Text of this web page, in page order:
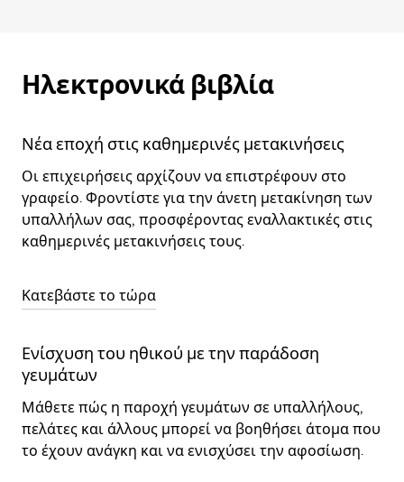
Ηλεκτρονικά βιβλία
Νέα εποχή στις καθημερινές μετακινήσεις
Οι επιχειρήσεις αρχίζουν να επιστρέφουν στο
γραφείο. Φροντίστε για την άνετη μετακίνηση των
υπαλλήλων σας, προσφέροντας εναλλακτικές στις
καθημερινές μετακινήσεις τους.
Κατεβάστε το τώρα
Ενίσχυση του ηθικού με την παράδοση
γευμάτων
Μάθετε πώς η παροχή γευμάτων σε υπαλλήλους,
πελάτες και άλλους μπορεί να βοηθήσει άτομα που
το έχουν ανάγκη και να ενισχύσει την αφοσίωση.